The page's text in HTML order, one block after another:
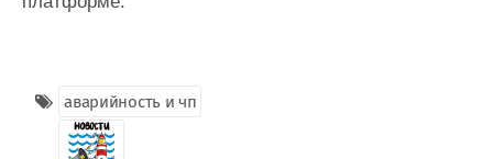
аварийность и чп